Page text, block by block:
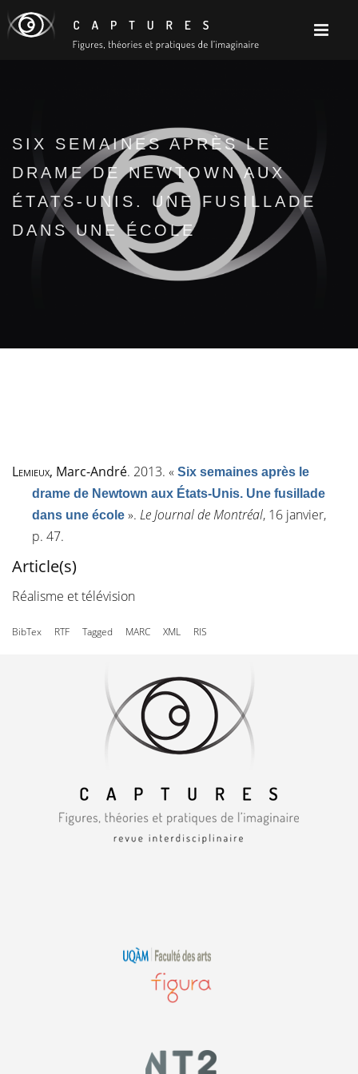
SIX SEMAINES APRÈS LE
DRAME DE NEWTOWN AUX
ÉTATS-UNIS. UNE FUSILLADE
DANS UNE ÉCOLE
Lemieux, Marc-André. 2013. « Six semaines après le
drame de Newtown aux États-Unis. Une fusillade
dans une école ». Le Journal de Montréal, 16 janvier,
p. 47.
Article(s)
Réalisme et télévision
BibTex RTF Tagged MARC XML RIS